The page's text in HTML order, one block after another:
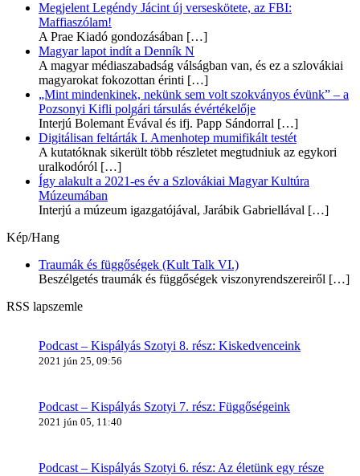
Megjelent Legéndy Jácint új verseskötete, az FBI:
Maffiaszólam!
A Prae Kiadó gondozásában […]
Magyar lapot indít a Denník N
A magyar médiaszabadság válságban van, és ez a szlovákiai
magyarokat fokozottan érinti […]
„Mint mindenkinek, nekünk sem volt szokványos évünk” – a
Pozsonyi Kifli polgári társulás évértékelője
Interjú Bolemant Évával és ifj. Papp Sándorral […]
Digitálisan feltárták I. Amenhotep mumifikált testét
A kutatóknak sikerült több részletet megtudniuk az egykori
uralkodóról […]
Így alakult a 2021-es év a Szlovákiai Magyar Kultúra
Múzeumában
Interjú a múzeum igazgatójával, Jarábik Gabriellával […]
Kép/Hang
Traumák és függőségek (Kult Talk VI.)
Beszélgetés traumák és függőségek viszonyrendszereiről […]
RSS lapszemle
Podcast – Kispályás Szotyi 8. rész: Kiskedvenceink
2021 jún 25, 09:56
Podcast – Kispályás Szotyi 7. rész: Függőségeink
2021 jún 05, 11:40
Podcast – Kispályás Szotyi 6. rész: Az életünk egy része